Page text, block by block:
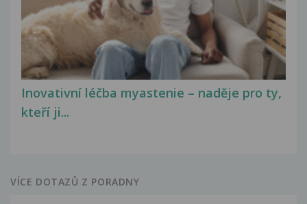
Inovativní léčba myastenie – naděje pro ty,
kteří ji...
VÍCE DOTAZŮ Z PORADNY